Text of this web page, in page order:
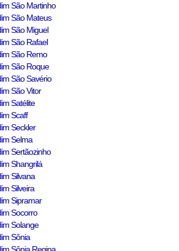
São Martinho
São Mateus
São Miguel
São Rafael
São Remo
São Roque
São Savério
São Vitor
Satélite
Scaff
Seckler
Selma
Sertãozinho
Shangrilá
Silvana
Silveira
Sipramar
Socorro
Solange
Sônia